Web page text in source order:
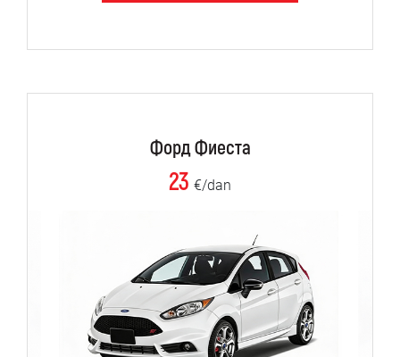
Форд Фиеста
23 €/dan